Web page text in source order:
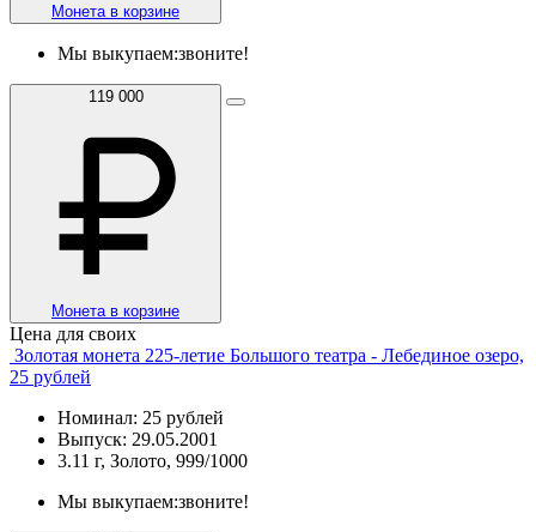
Монета в корзине
Мы выкупаем:звоните!
119 000
Монета в корзине
Цена для своих
Золотая монета 225-летие Большого театра - Лебединое озеро,
25 рублей
Номинал: 25 рублей
Выпуск: 29.05.2001
3.11 г, Золото, 999/1000
Мы выкупаем:звоните!